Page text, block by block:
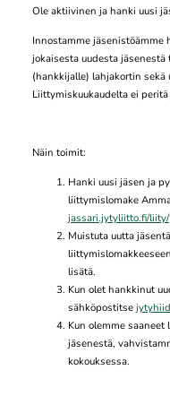
Ole aktiivinen ja hanki uusi
Innostamme jäsenistöämme
jokaisesta uudesta
(hankkijalle) lahjakortin
Liittymiskuukaudelta ei
Näin toimit:
Hanki uusi jäsen ja
liittymislomake
jassari.jytyliitto.fi/liity/
Muistuta uutta
lisätä.
Kun olet hankkinut
sähköpostitse
Kun olemme
jäsenestä,
kokouksessa.